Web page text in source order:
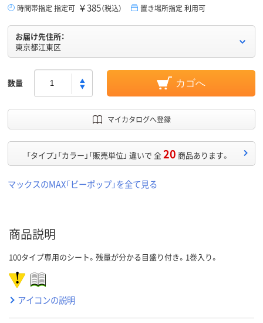
時間帯指定 指定可 ￥385（税込） 置き場所指定 利用可
お届け先住所：
東京都江東区
数量 カゴへ
マイカタログへ登録
「タイプ」「カラー」「販売単位」 違いで 全20 商品あります。
マックスのMAX「ビーポップ」を全て見る
商品説明
100タイプ専用のシート。残量が分かる目盛り付き。1巻入り。
アイコンの説明